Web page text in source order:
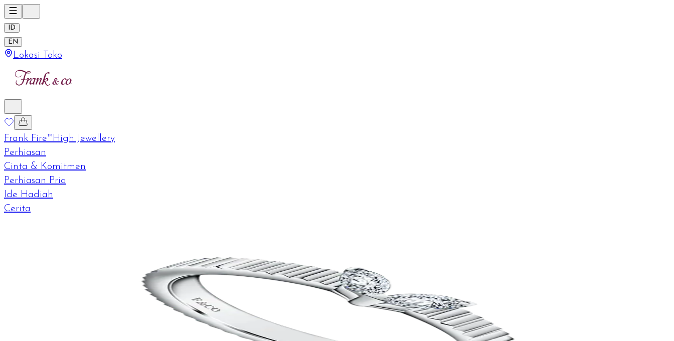
ID
EN
Lokasi Toko
Frank Fire™High Jewellery
Perhiasan
Cinta & Komitmen
Perhiasan Pria
Ide Hadiah
Cerita